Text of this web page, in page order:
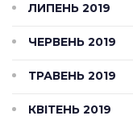
ЛИПЕНЬ 2019
ЧЕРВЕНЬ 2019
ТРАВЕНЬ 2019
КВІТЕНЬ 2019